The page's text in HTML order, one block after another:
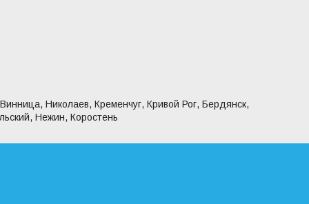
Николаев, Кременчуг, Кривой Рог, Бердянск,
Нежин, Коростень